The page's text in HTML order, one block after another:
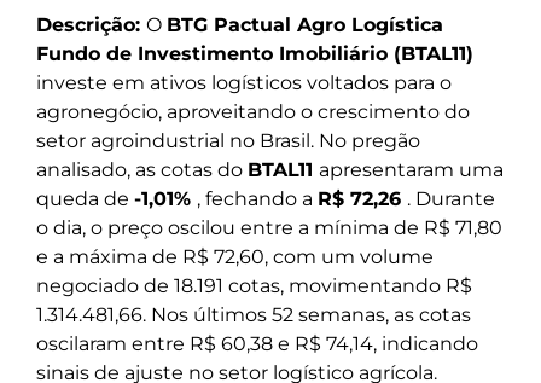
Descrição: O BTG Pactual Agro Logística
Fundo de Investimento Imobiliário (BTAL11)
investe em ativos logísticos voltados para o
agronegócio, aproveitando o crescimento do
setor agroindustrial no Brasil. No pregão
analisado, as cotas do BTAL11 apresentaram uma
queda de -1,01% , fechando a R$ 72,26 . Durante
o dia, o preço oscilou entre a mínima de R$ 71,80
e a máxima de R$ 72,60, com um volume
negociado de 18.191 cotas, movimentando R$
1.314.481,66. Nos últimos 52 semanas, as cotas
oscilaram entre R$ 60,38 e R$ 74,14, indicando
sinais de ajuste no setor logístico agrícola.